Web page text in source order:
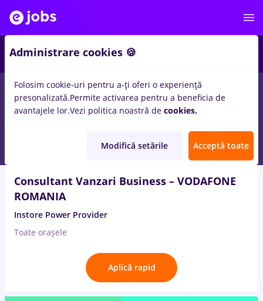
loc de munca in TimisoarapentruStudent inBanci, IT /
Telecom
Consultant Vanzari Business – VODAFONE
ROMANIA
Instore Power Provider
Toate oraşele
Aplică rapid
Administrare cookies 🍪
Folosim cookie-uri pentru a-ți oferi o experiență
presonalizată.Permite activarea pentru a beneficia de
avantajele lor.Vezi politica noastră de cookies.
Modifică setările Acceptă toate